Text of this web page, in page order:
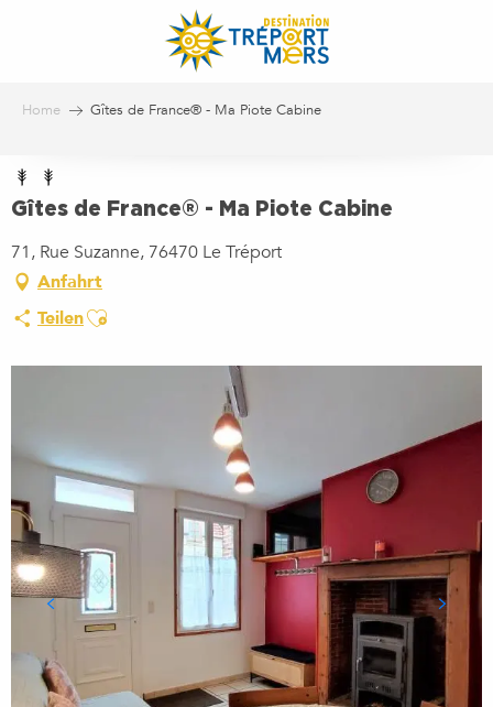
Home Gîtes de France® - Ma Piote Cabine
Gîtes de France® - Ma Piote Cabine
71, Rue Suzanne, 76470 Le Tréport
Anfahrt
TeilenAjouter aux favoris